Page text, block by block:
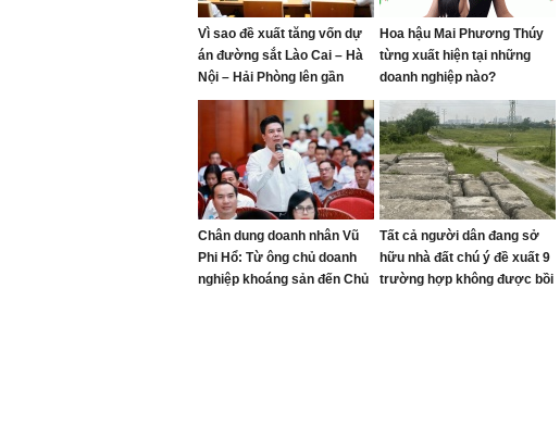
Vì sao đề xuất tăng vốn dự
án đường sắt Lào Cai – Hà
Nội – Hải Phòng lên gần
290.000 tỷ đồng?
Hoa hậu Mai Phương Thúy
từng xuất hiện tại những
doanh nghiệp nào?
Chân dung doanh nhân Vũ
Phi Hổ: Từ ông chủ doanh
nghiệp khoáng sản đến Chủ
Tất cả người dân đang sở
hữu nhà đất chú ý đề xuất 9
trường hợp không được bồi